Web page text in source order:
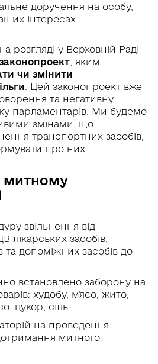
доручення на особу,
інтересах.
розгляді у Верховній Раді
, яким
чи змінити
. Цей законопроект вже
та негативну
парламентарів. Ми будемо
змінами, що
транспортних засобів,
про них.
митному
звільнення від
лікарських засобів,
допоміжних засобів до
встановлено заборону на
худобу, м'ясо, жито,
цукор, сіль.
на проведення
митного